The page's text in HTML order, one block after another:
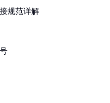
规范详解